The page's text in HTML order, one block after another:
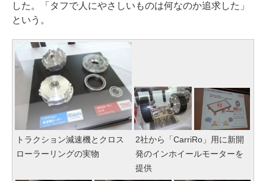
した。「タフで人にやさしいものは何なのか追求した」
という。
トラクション減速機とクロス
ローラーリングの実物
2社から「CarriRo」用に新開
発のインホイールモーターを
提供